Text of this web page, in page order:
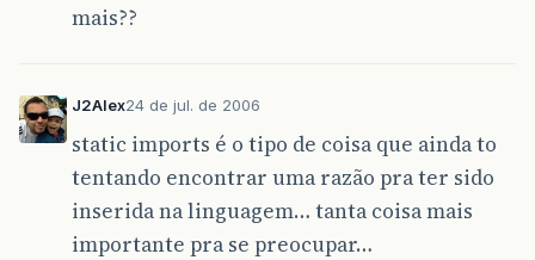
mais??
J2Alex24 de jul. de 2006
static imports é o tipo de coisa que ainda to
tentando encontrar uma razão pra ter sido
inserida na linguagem… tanta coisa mais
importante pra se preocupar…